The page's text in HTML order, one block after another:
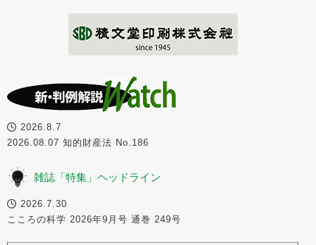
2026.8.7
2026.08.07 知的財産法 No.186
雑誌「特集」ヘッドライン
2026.7.30
こころの科学 2026年9月号 通巻 249号